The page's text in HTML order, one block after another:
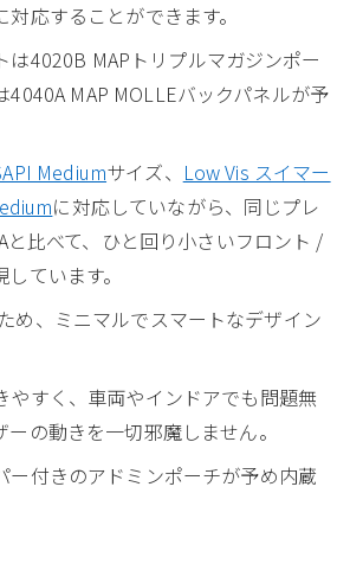
応することができます。
は4020B MAPトリプルマガジンポー
4040A MAP MOLLEバックパネルが予
Mediumサイズ、 Low Vis スイマー
に対応していながら、同じプレ
と比べて、ひと回り小さいフロント /
ています。
め、ミニマルでスマートなデザイン
やすく、車両やインドアでも問題無
の動きを一切邪魔しません。
ー付きのアドミンポーチが予め内蔵